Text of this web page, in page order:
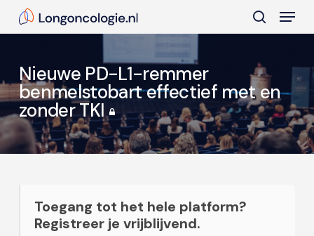
search
Menu
Nieuwe PD-L1-remmer
benmelstobart effectief met en
zonder TKI
Toegang tot het hele platform?
Registreer je vrijblijvend.